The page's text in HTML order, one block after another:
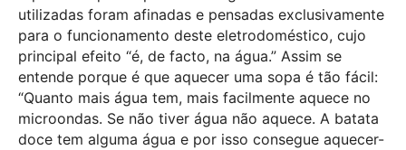
utilizadas foram afinadas e pensadas exclusivamente
para o funcionamento deste eletrodoméstico, cujo
principal efeito “é, de facto, na água.” Assim se
entende porque é que aquecer uma sopa é tão fácil:
“Quanto mais água tem, mais facilmente aquece no
microondas. Se não tiver água não aquece. A batata
doce tem alguma água e por isso consegue aquecer-